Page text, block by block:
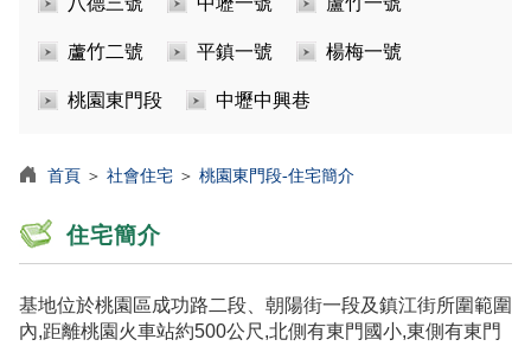
蘆竹二號 平鎮一號 楊梅一號
桃園東門段 中壢中興巷
首頁 ＞ 社會住宅 ＞ 桃園東門段-住宅簡介
住宅簡介
基地位於桃園區成功路二段、朝陽街一段及鎮江街所圍範圍
內,距離桃園火車站約500公尺,北側有東門國小,東側有東門